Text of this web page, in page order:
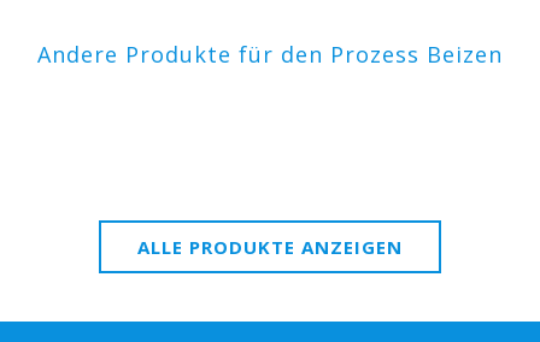
Andere Produkte für den Prozess Beizen
ALLE PRODUKTE ANZEIGEN